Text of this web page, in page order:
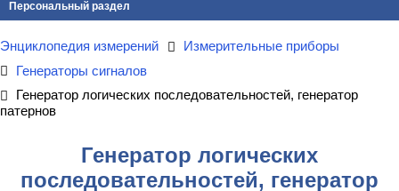
Персональный раздел
Энциклопедия измерений
Измерительные приборы
Генераторы сигналов
Генератор логических последовательностей, генератор
патернов
Генератор логических
последовательностей, генератор